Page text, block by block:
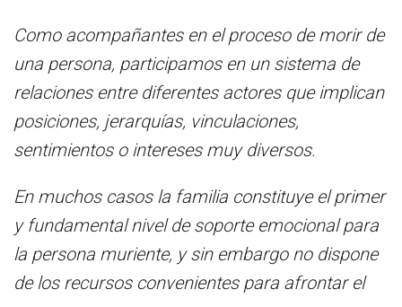
Como acompañantes en el proceso de morir de
una persona, participamos en un sistema de
relaciones entre diferentes actores que implican
posiciones, jerarquías, vinculaciones,
sentimientos o intereses muy diversos.
En muchos casos la familia constituye el primer
y fundamental nivel de soporte emocional para
la persona muriente, y sin embargo no dispone
de los recursos convenientes para afrontar el